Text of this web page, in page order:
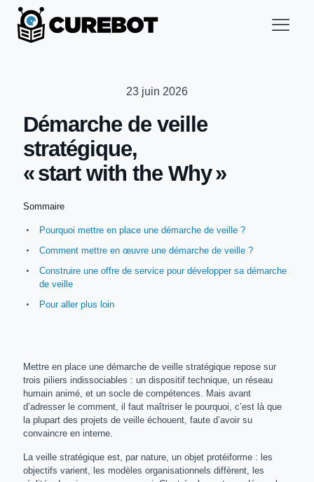
23 juin 2026
Démarche de veille
stratégique,
« start with the Why »
Sommaire
Pourquoi mettre en place une démarche de veille ?
Comment mettre en œuvre une démarche de veille ?
Construire une offre de service pour développer sa démarche
de veille
Pour aller plus loin
Mettre en place une démarche de veille stratégique repose sur
trois piliers indissociables : un dispositif technique, un réseau
humain animé, et un socle de compétences. Mais avant
d’adresser le comment, il faut maîtriser le pourquoi, c’est là que
la plupart des projets de veille échouent, faute d’avoir su
convaincre en interne.
La veille stratégique est, par nature, un objet protéiforme : les
objectifs varient, les modèles organisationnels diffèrent, les